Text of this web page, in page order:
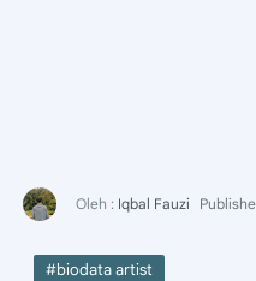
#biodata artist